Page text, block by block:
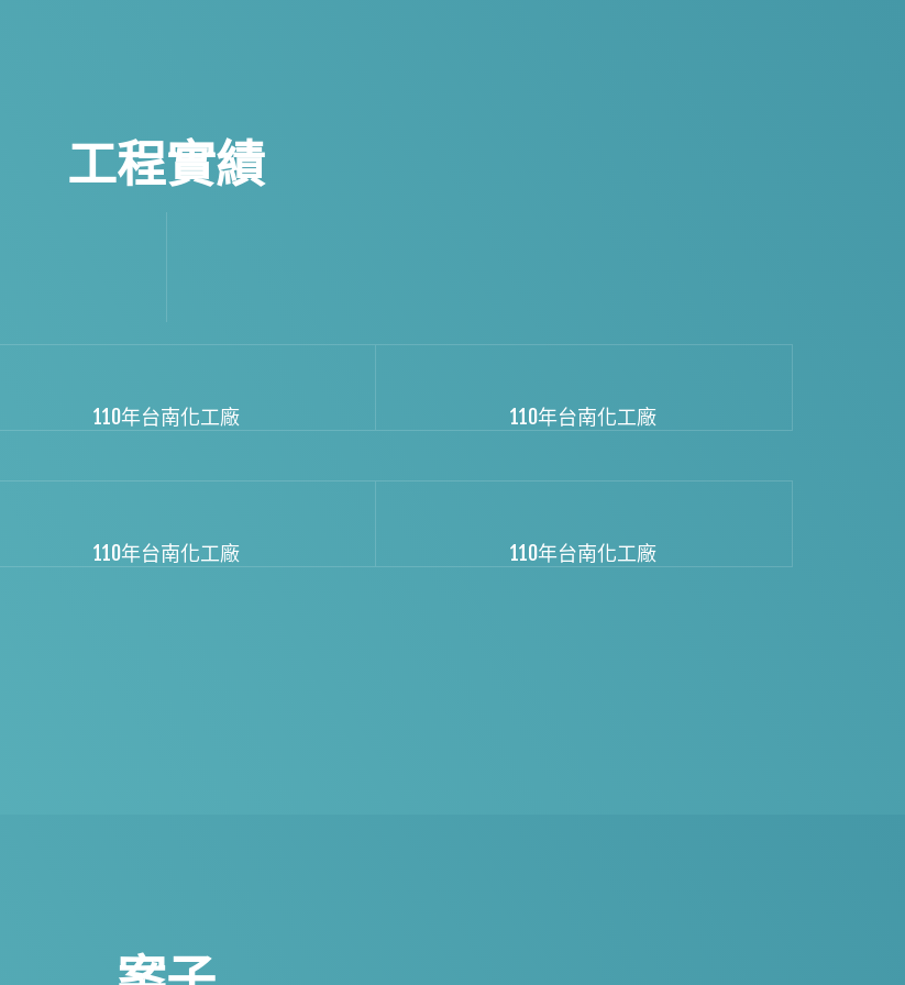
工程實績
110年台南化工廠 110年台南化工廠
110年台南化工廠 110年台南化工廠